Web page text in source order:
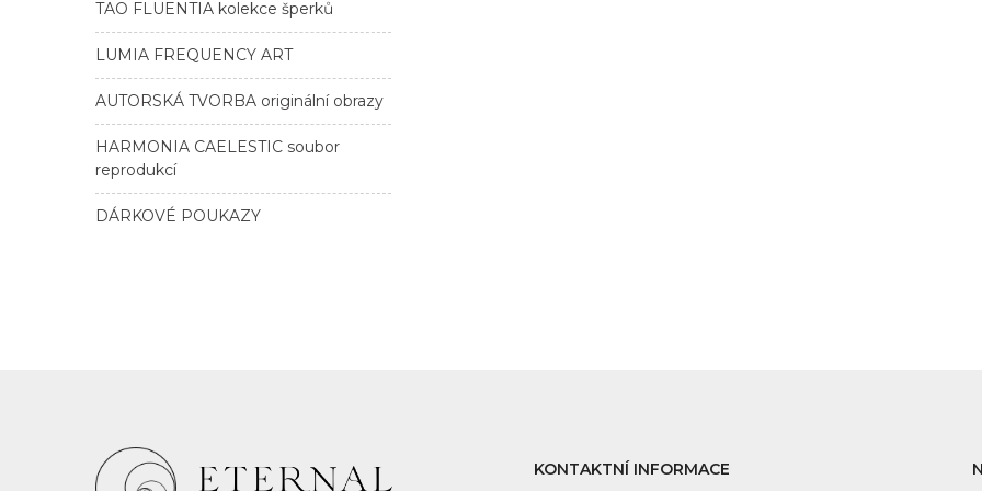
TAO FLUENTIA kolekce šperků
LUMIA FREQUENCY ART
AUTORSKÁ TVORBA originální obrazy
HARMONIA CAELESTIC soubor
reprodukcí
DÁRKOVÉ POUKAZY
KONTAKTNÍ INFORMACE